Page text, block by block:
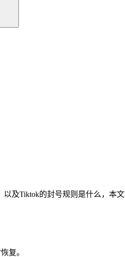
及Tiktok的封号规则是什么，本文
复。